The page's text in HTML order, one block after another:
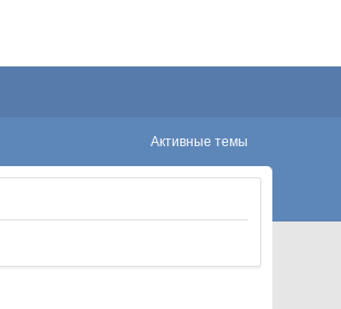
Активные темы